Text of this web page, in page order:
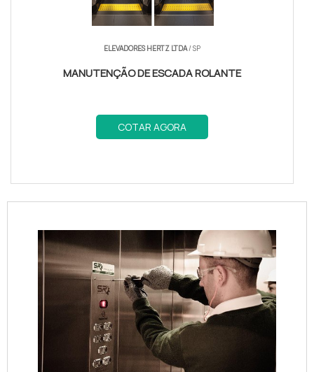
ELEVADORES HERTZ LTDA/ SP
MANUTENÇÃO DE ESCADA ROLANTE
COTAR AGORA